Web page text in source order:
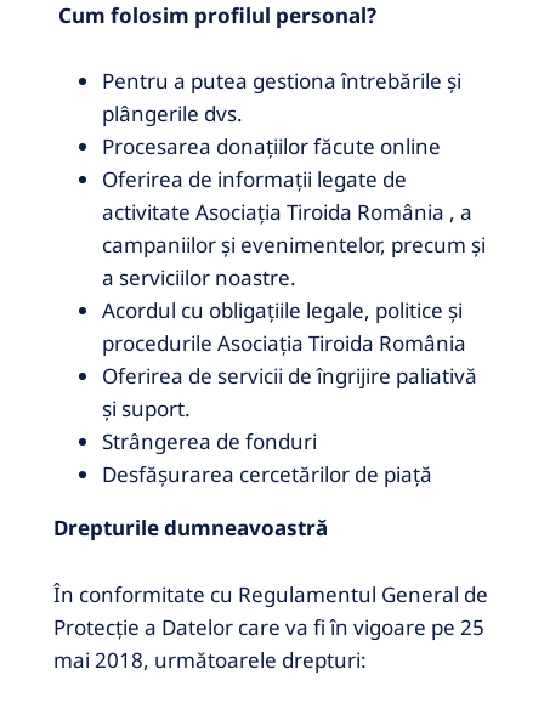
Cum folosim profilul personal?
Pentru a putea gestiona întrebările și
plângerile dvs.
Procesarea donațiilor făcute online
Oferirea de informații legate de
activitate Asociația Tiroida România , a
campaniilor și evenimentelor, precum și
a serviciilor noastre.
Acordul cu obligațiile legale, politice și
procedurile Asociația Tiroida România
Oferirea de servicii de îngrijire paliativă
și suport.
Strângerea de fonduri
Desfăşurarea cercetărilor de piaţă
Drepturile dumneavoastră
În conformitate cu Regulamentul General de
Protecție a Datelor care va fi în vigoare pe 25
mai 2018, următoarele drepturi: